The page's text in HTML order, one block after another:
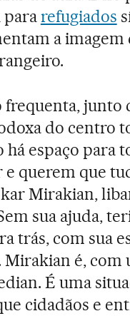
pararefugiados
a
frequenta, junto
do centro
há espaço para
e querem que
Mirakian,
sua ajuda,
trás, com sua
Mirakian é, com
É uma
cidadãos e